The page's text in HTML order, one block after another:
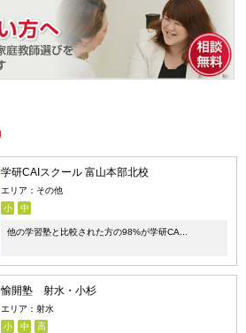
学研CAIスクール 富山本部北校
エリア：その他
小
中
他の学習塾と比較された方の98%が学研CA...
愉開塾 射水・小杉
エリア：射水
小
中 高